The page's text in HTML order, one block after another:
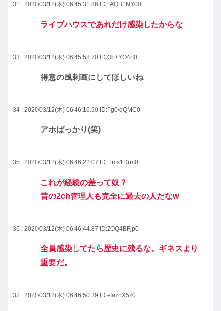
31 : 2020/03/12(木) 06:45:31.86 ID:FAQB1NY00
ライブハウスであれだけ感染したからな
33 : 2020/03/12(木) 06:45:58.70 ID:Qb+YO4rI0
得意の風刺画にしてほしいね
34 : 2020/03/12(木) 06:46:16.50 ID:Pg0/qQMC0
アホばっかり(笑)
35 : 2020/03/12(木) 06:46:22.07 ID:+jms1Drm0
これが経験の差って奴？
昔の2ch管理人も完全に過去の人だなw
36 : 2020/03/12(木) 06:46:44.87 ID:ZOQ4BFjp0
全員感染してたら歴史に残るな。ギネスより
重要だ。
37 : 2020/03/12(木) 06:46:50.39 ID:eIazhX5z0